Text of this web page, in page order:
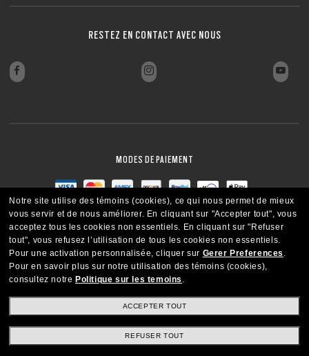
RESTEZ EN CONTACT AVEC NOUS
MODES DE PAIEMENT
Notre site utilise des témoins (cookies), ce qui nous permet de mieux
vous servir et de nous améliorer. En cliquant sur "Accepter tout", vous
acceptez tous les cookies non essentiels. En cliquant sur "Refuser
tout", vous refusez l’utilisation de tous les cookies non essentiels.
Pour une activation personnalisée, cliquer sur Gerer Preferences .
Pour en savoir plus sur notre utilisation des témoins (cookies),
consultez notre Politique sur les temoins .
ACCEPTER TOUT
REFUSER TOUT